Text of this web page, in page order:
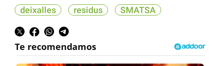
deixalles residus SMATSA